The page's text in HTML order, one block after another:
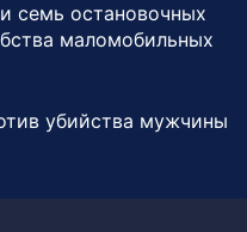
семь остановочных
маломобильных
убийства мужчины